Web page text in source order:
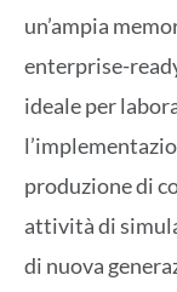
un’ampia
enterprise-
ideale per
produzione di
attività di
di nuova